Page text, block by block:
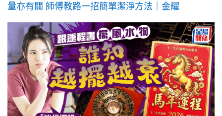
量亦有關 師傅教路一招簡單潔淨方法｜金耀